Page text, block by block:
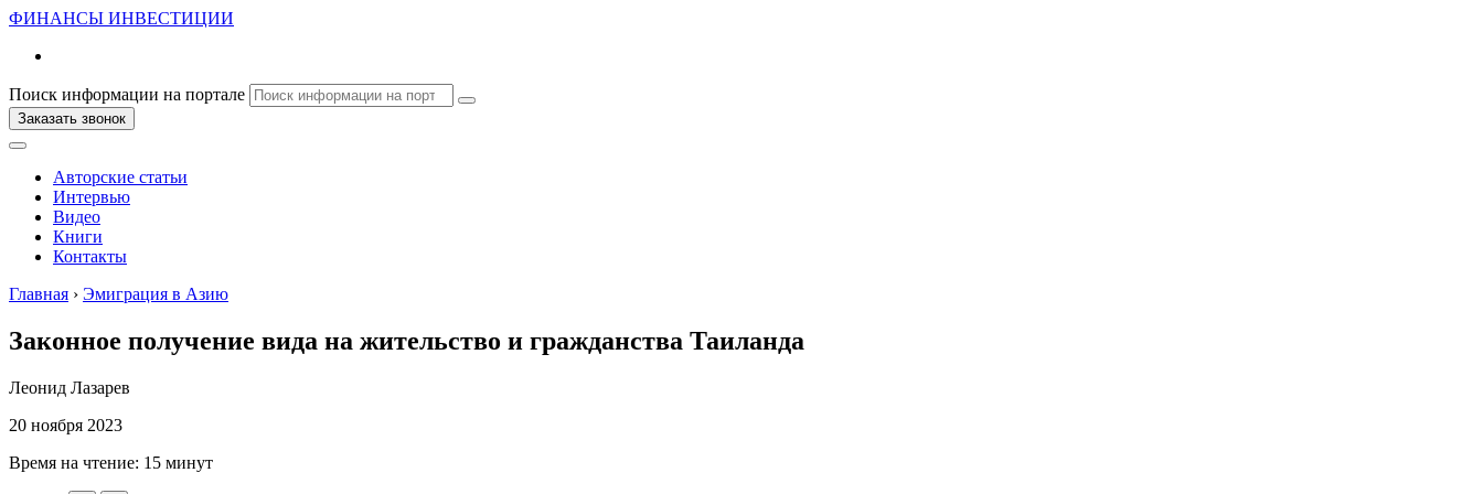
ФИНАНСЫ ИНВЕСТИЦИИ
Поиск информации на портале
Заказать звонок
Авторские статьи
Интервью
Видео
Книги
Контакты
Главная › Эмиграция в Азию
Законное получение вида на жительство и гражданства Таиланда
Леонид Лазарев
20 ноября 2023
Время на чтение: 15 минут